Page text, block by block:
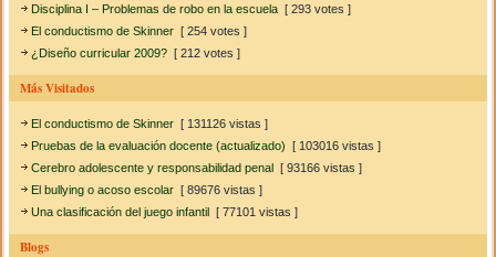
Disciplina I – Problemas de robo en la escuela [ 293 votes ]
El conductismo de Skinner [ 254 votes ]
¿Diseño curricular 2009? [ 212 votes ]
Más Visitados
El conductismo de Skinner [ 131126 vistas ]
Pruebas de la evaluación docente (actualizado) [ 103016 vistas ]
Cerebro adolescente y responsabilidad penal [ 93166 vistas ]
El bullying o acoso escolar [ 89676 vistas ]
Una clasificación del juego infantil [ 77101 vistas ]
Blogs